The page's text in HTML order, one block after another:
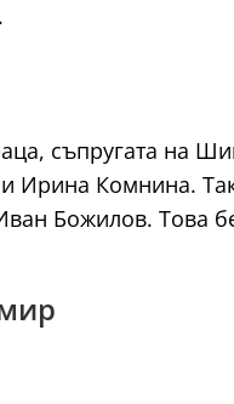
съпругата на
Ирина Комнина.
Божилов. Това